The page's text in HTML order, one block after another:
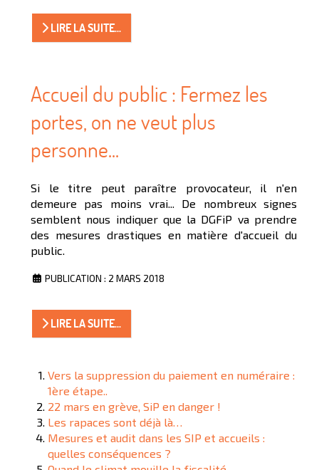
LIRE LA SUITE...
Accueil du public : Fermez les
portes, on ne veut plus
personne...
Si le titre peut paraître provocateur, il n'en
demeure pas moins vrai... De nombreux signes
semblent nous indiquer que la DGFiP va prendre
des mesures drastiques en matière d'accueil du
public.
PUBLICATION : 2 MARS 2018
LIRE LA SUITE...
Vers la suppression du paiement en numéraire :
1ère étape..
22 mars en grève, SiP en danger !
Les rapaces sont déjà là…
Mesures et audit dans les SIP et accueils :
quelles conséquences ?